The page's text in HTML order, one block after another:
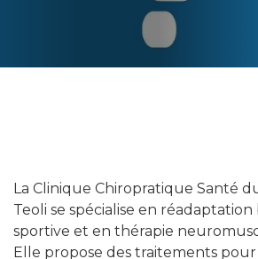
La Clinique Chiropratique Santé
Teoli se spécialise en
sportive et en thérapie
Elle propose des traitements